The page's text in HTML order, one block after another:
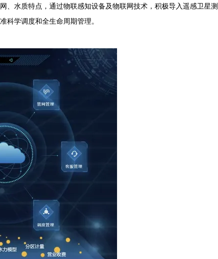
水质特点，通过物联感知设备及物联网技术，积极导入遥感卫星测
科学调度和全生命周期管理。